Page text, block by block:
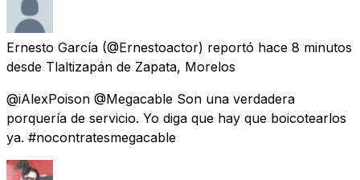
Ernesto García (@Ernestoactor) reportó hace 8 minutos
desde Tlaltizapán de Zapata, Morelos
@iAlexPoison @Megacable Son una verdadera
porquería de servicio. Yo diga que hay que boicotearlos
ya. #nocontratesmegacable